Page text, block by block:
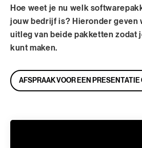
Hoe weet je nu welk
jouw bedrijf is? Hieronder geven
uitleg van beide pakketten zodat
kunt maken.
AFSPRAAK VOOR EEN PRESENTATIE